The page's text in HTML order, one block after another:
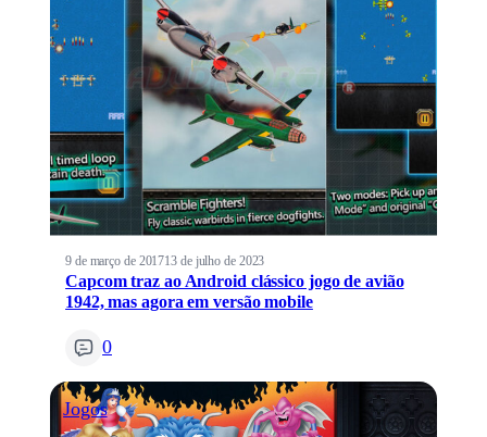
9 de março de 201713 de julho de 2023
Capcom traz ao Android clássico jogo de avião
1942, mas agora em versão mobile
0
Jogos